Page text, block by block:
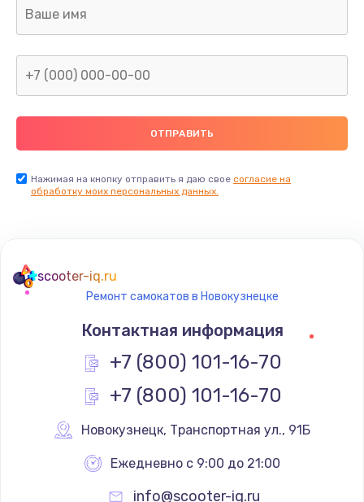
Нажимая на кнопку отправить я даю свое согласие на
обработку моих персональных данных.
scooter-iq.ru
Ремонт самокатов в Новокузнецке
Контактная информация
+7 (800) 101-16-70
+7 (800) 101-16-70
Новокузнецк, Транспортная ул., 91Б
Ежедневно с 9:00 до 21:00
info@scooter-iq.ru